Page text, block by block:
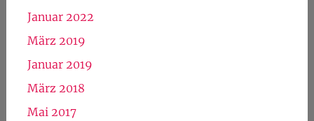
Januar 2022
März 2019
Januar 2019
März 2018
Mai 2017